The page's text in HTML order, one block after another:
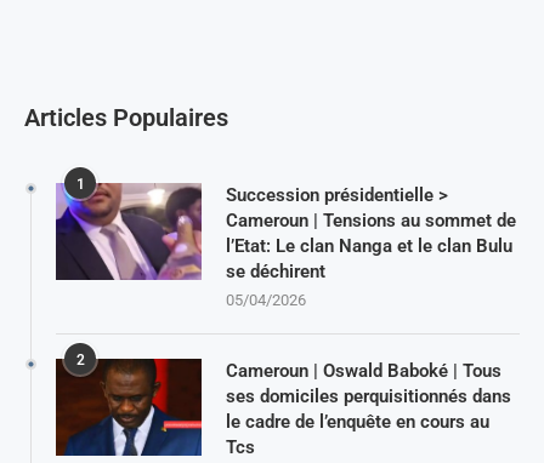
Articles Populaires
1
Succession présidentielle >
Cameroun | Tensions au sommet de
l’Etat: Le clan Nanga et le clan Bulu
se déchirent
05/04/2026
2
Cameroun | Oswald Baboké | Tous
ses domiciles perquisitionnés dans
le cadre de l’enquête en cours au
Tcs